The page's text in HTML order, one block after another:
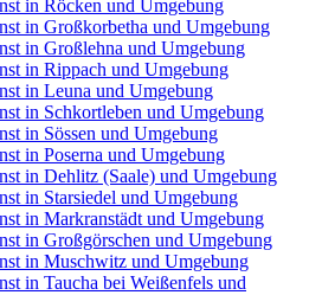
in Röcken und Umgebung
in Großkorbetha und Umgebung
in Großlehna und Umgebung
in Rippach und Umgebung
in Leuna und Umgebung
in Schkortleben und Umgebung
in Sössen und Umgebung
in Poserna und Umgebung
in Dehlitz (Saale) und Umgebung
in Starsiedel und Umgebung
in Markranstädt und Umgebung
in Großgörschen und Umgebung
in Muschwitz und Umgebung
in Taucha bei Weißenfels und